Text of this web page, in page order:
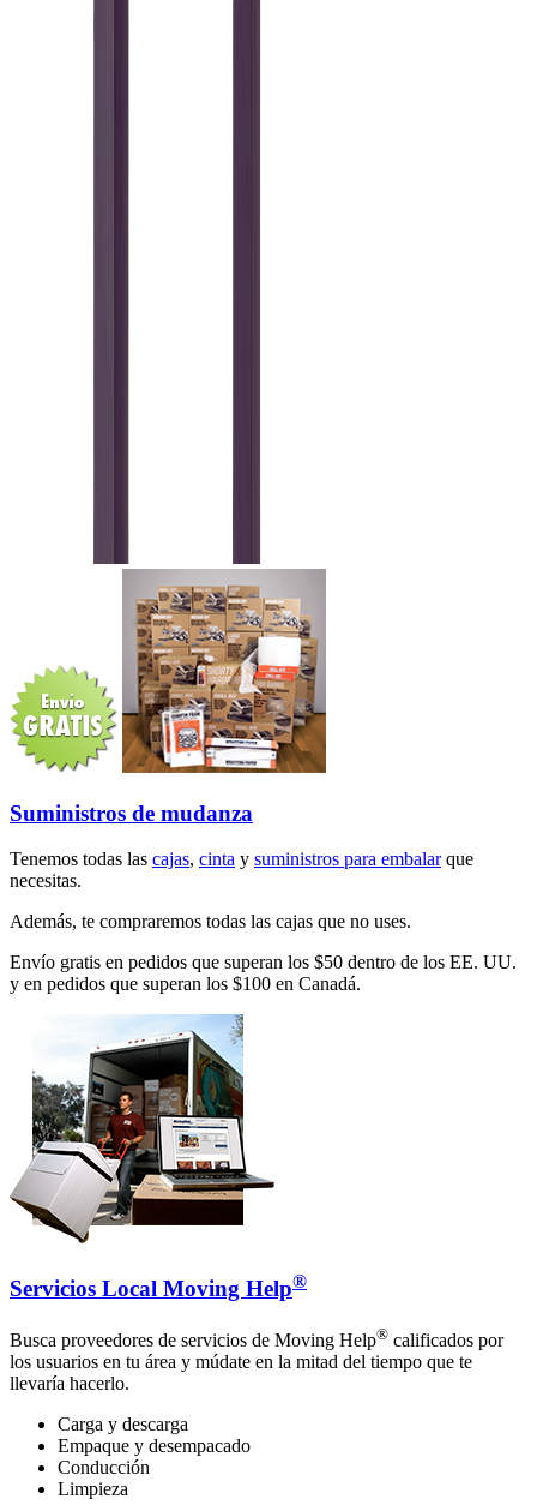
Suministros de mudanza
Tenemos todas las cajas, cinta y suministros para embalarque
necesitas.
Además, te compraremos todas las cajas que no uses.
Envío gratis en pedidos que superan los $50 dentro de los EE. UU.
y en pedidos que superan los $100 en Canadá.
Servicios Local Moving Help®
Busca proveedores de servicios de Moving Help® calificados por
los usuarios en tu área y múdate en la mitad del tiempo que te
llevaría hacerlo.
Carga y descarga
Empaque y desempacado
Conducción
Limpieza